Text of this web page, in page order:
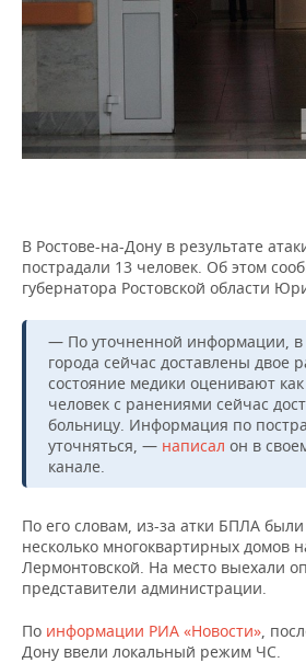
НЕФТЬ
ЭНЕРГЕТИКА
РОЗНИЧНАЯ ТОРГОВЛЯ
ТРАНСПОРТ
УСЛУГИ
НОВОСТИ ТЕХНОЛОГИЙ
IT
МЕДИА
МЕРОПРИЯТИЯ
НОВОСТИ МЕРОПРИЯТИЙ
ВЫЕЗДНАЯ РЕДАКЦИЯ
ОТКРЫТАЯ ЛЕКЦИЯ
НОВОСТИ СПОРТА
БАСКЕТБОЛ
ВОЛЕЙБОЛ
КИБЕРСПОРТ
ФИГУРНОЕ КАТАНИЕ
ВОДНЫЕ ВИДЫ СПОРТА
ХОККЕЙ С МЯЧОМ
ОБЩЕСТВО
ИНФРАСТРУКТУРА
ИСТОРИЯ
КУЛЬТУРА
МЕДИЦИНА
ОБРАЗОВАНИЕ
ПРОИСШЕСТВИЯ
СПРАВОЧНИК
СПИСОК ПЕРСОН
СПИСОК КОМПАНИЙ
ПОЛНАЯ ВЕРСИЯ
В Ростове-на-Дону в результате
пострадали 13 человек. Об этом
губернатора Ростовской области
— По уточненной информации,
города сейчас доставлены двое
состояние медики оценивают
человек с ранениями сейчас
больницу. Информация по
уточняться, — написал он в
канале.
По его словам, из-за атки БПЛА
несколько многоквартирных домов
Лермонтовской. На место выехали
представители администрации.
По информации РИА «Новости»,
Дону ввели локальный режим ЧС.